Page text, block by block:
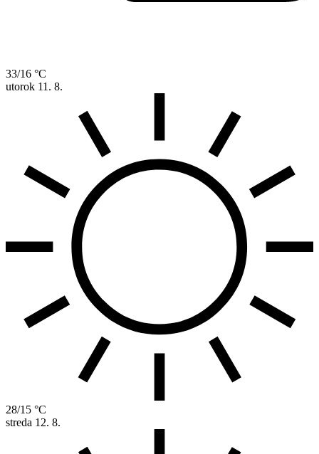
33/16 °C
utorok 11. 8.
28/15 °C
streda 12. 8.